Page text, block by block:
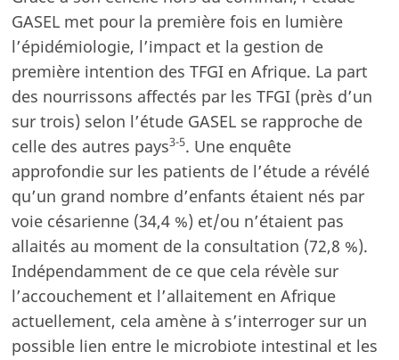
GASEL met pour la première fois en lumière
l’épidémiologie, l’impact et la gestion de
première intention des TFGI en Afrique. La part
des nourrissons affectés par les TFGI (près d’un
sur trois) selon l’étude GASEL se rapproche de
celle des autres pays3-5. Une enquête
approfondie sur les patients de l’étude a révélé
qu’un grand nombre d’enfants étaient nés par
voie césarienne (34,4 %) et/ou n’étaient pas
allaités au moment de la consultation (72,8 %).
Indépendamment de ce que cela révèle sur
l’accouchement et l’allaitement en Afrique
actuellement, cela amène à s’interroger sur un
possible lien entre le microbiote intestinal et les